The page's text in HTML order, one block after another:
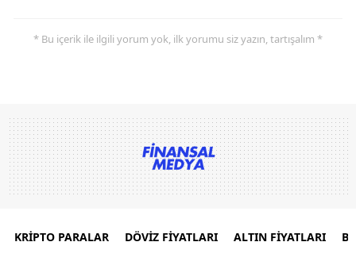
* Bu içerik ile ilgili yorum yok, ilk yorumu siz yazın, tartışalım *
KRİPTO PARALAR DÖVİZ FİYATLARI ALTIN FİYATLARI